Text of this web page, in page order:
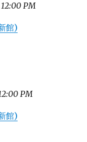
12:00 PM
館)
PM
館)